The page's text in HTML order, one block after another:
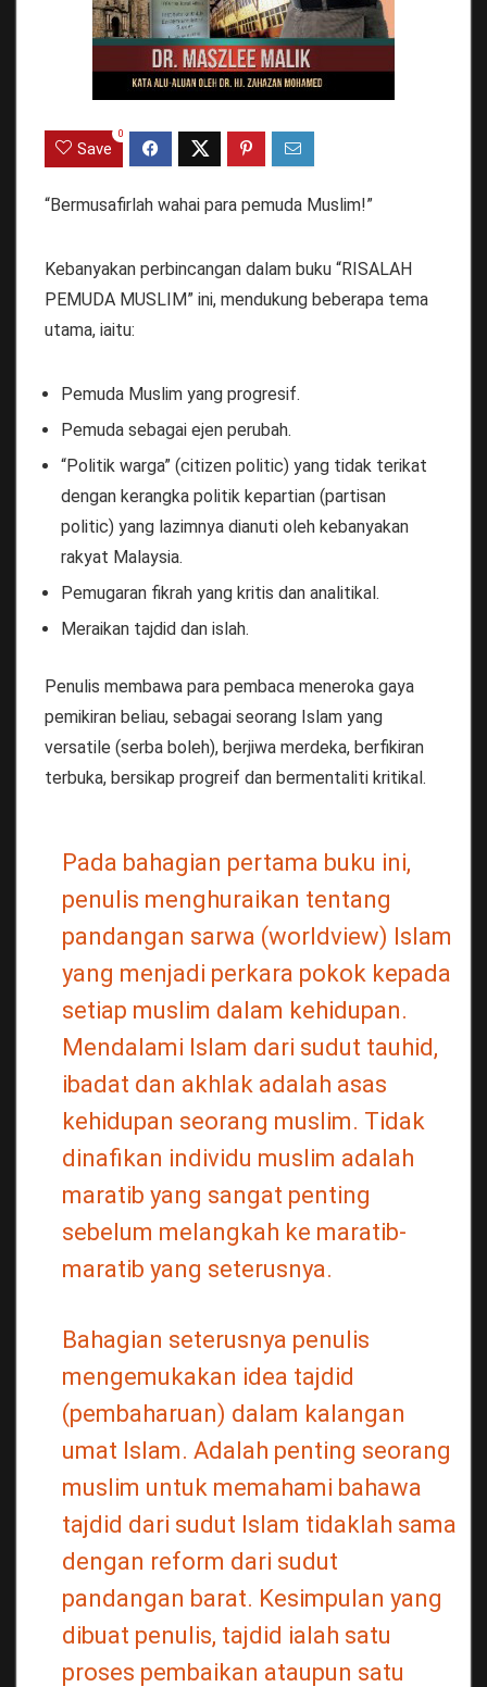
Save
0
“Bermusafir­lah wahai para pemuda Muslim!”
Kebanyakan perbincangan dalam buku “RISALAH
PEMUDA MUSLIM” ini, mendukung beberapa tema
utama, iaitu:
Pemuda Muslim yang progresif.
Pemuda sebagai ejen perubah.
“Politik warga” (citizen politic) yang tidak terikat
dengan kerangka politik kepartian (partisan
politic) yang lazimnya dianuti oleh kebanyakan
rakyat Malaysia.
Pemugaran fikrah yang kritis dan analitikal.
Meraikan tajdid dan islah.
Penulis membawa para pembaca meneroka gaya
pemikiran beliau, sebagai seorang Islam yang
versatile (serba boleh), berjiwa merdeka, berfikiran
terbuka, bersikap progre­if dan bermentaliti kritikal.
Pada bahagian pertama buku ini,
penulis menghuraikan tentang
pandangan sarwa (worldview) Islam
yang menjadi perkara pokok kepada
setiap muslim dalam kehidupan.
Mendalami Islam dari sudut tauhid,
ibadat dan akhlak adalah asas
kehidupan seorang muslim. Tidak
dinafikan individu muslim adalah
maratib yang sangat penting
sebelum melangkah ke maratib-
maratib yang seterusnya.
Bahagian seterusnya penulis
mengemukakan idea tajdid
(pembaharuan) dalam kalangan
umat Islam. Adalah penting seorang
muslim untuk memahami bahawa
tajdid dari sudut Islam tidaklah sama
dengan reform dari sudut
pandangan barat. Kesimpulan yang
dibuat penulis, tajdid ialah satu
proses pembaikan ataupun satu